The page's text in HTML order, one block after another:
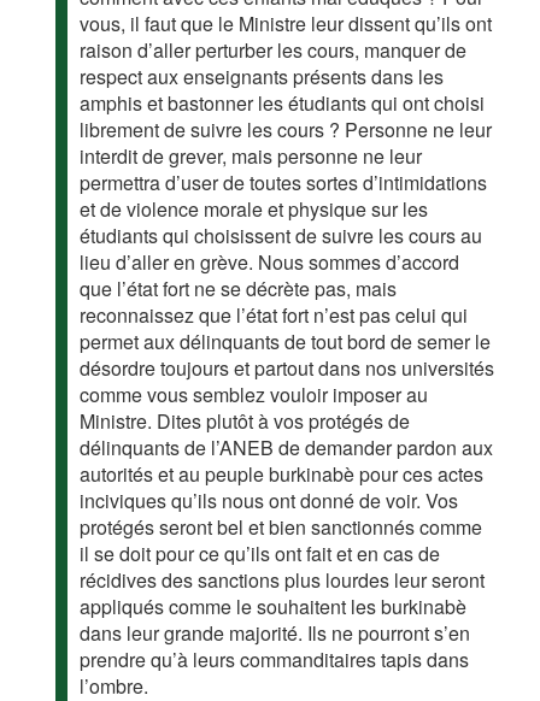
vous, il faut que le Ministre leur dissent qu’ils ont
raison d’aller perturber les cours, manquer de
respect aux enseignants présents dans les
amphis et bastonner les étudiants qui ont choisi
librement de suivre les cours ? Personne ne leur
interdit de grever, mais personne ne leur
permettra d’user de toutes sortes d’intimidations
et de violence morale et physique sur les
étudiants qui choisissent de suivre les cours au
lieu d’aller en grève. Nous sommes d’accord
que l’état fort ne se décrète pas, mais
reconnaissez que l’état fort n’est pas celui qui
permet aux délinquants de tout bord de semer le
désordre toujours et partout dans nos universités
comme vous semblez vouloir imposer au
Ministre. Dites plutôt à vos protégés de
délinquants de l’ANEB de demander pardon aux
autorités et au peuple burkinabè pour ces actes
inciviques qu’ils nous ont donné de voir. Vos
protégés seront bel et bien sanctionnés comme
il se doit pour ce qu’ils ont fait et en cas de
récidives des sanctions plus lourdes leur seront
appliqués comme le souhaitent les burkinabè
dans leur grande majorité. Ils ne pourront s’en
prendre qu’à leurs commanditaires tapis dans
l’ombre.